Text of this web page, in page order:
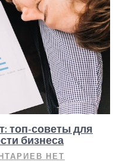
топ-советы для
бизнеса
НЕТ